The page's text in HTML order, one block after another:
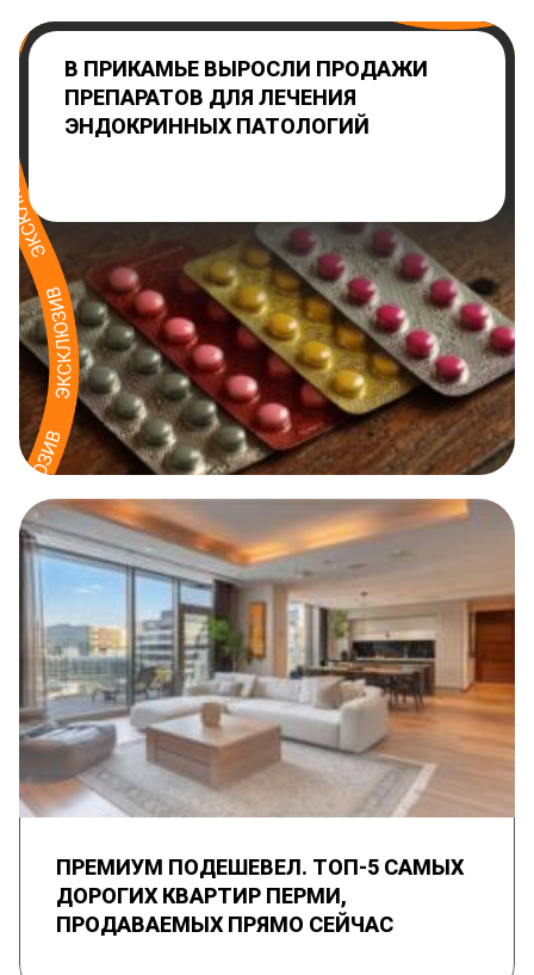
В ПРИКАМЬЕ ВЫРОСЛИ ПРОДАЖИ
ПРЕПАРАТОВ ДЛЯ ЛЕЧЕНИЯ
ЭНДОКРИННЫХ ПАТОЛОГИЙ
ПРЕМИУМ ПОДЕШЕВЕЛ. ТОП-5 САМЫХ
ДОРОГИХ КВАРТИР ПЕРМИ,
ПРОДАВАЕМЫХ ПРЯМО СЕЙЧАС